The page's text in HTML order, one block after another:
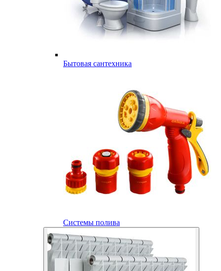
Бытовая сантехника
Системы полива